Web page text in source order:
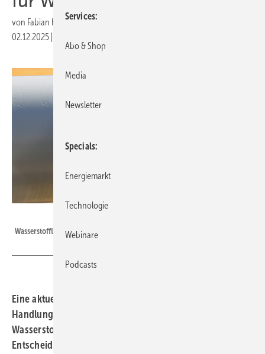
von Fabian Kauschke
02.12.2025
Wasserstoffleitung
Eine aktuelle Studie des TransHyDE-Projekts zeigt
Handlungsbedarf beim Aufbau der europäischen
Wasserstoffwirtschaft auf. Frühzeitige und konsistente
Entscheidungen sind demnach entscheidend für eine
Services
Abo & Shop
Media
Newsletter
Specials
Energiemarkt
Technologie
Webinare
Podcasts